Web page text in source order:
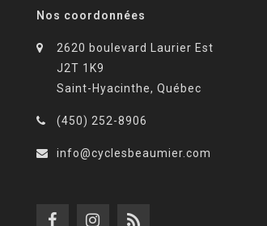
Nos coordonnées
2620 boulevard Laurier Est
J2T 1K9
Saint-Hyacinthe, Québec
(450) 252-8906
info@cyclesbeaumier.com